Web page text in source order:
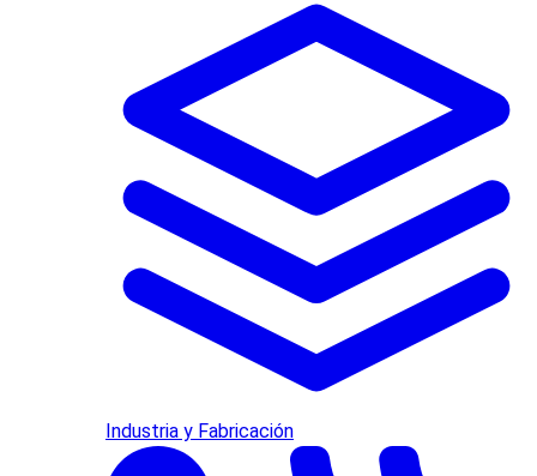
Industria y Fabricación